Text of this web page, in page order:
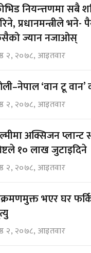
नियन्त्तणमा सबै
प्रधानमन्त्रीले
ज्यान नजाओस्
२, २०७८, आइतवार
‘वान टू वान’
२, २०७८, आइतवार
अक्सिजन प्लान्ट
१० लाख जुटाइदिने
२, २०७८, आइतवार
भएर घर
२, २०७८, आइतवार